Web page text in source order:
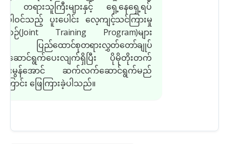
းနှင့် တရားသူကြီးများနှင့် ရှေ့နေရှေ့ရပ်
ပါဝင်သည့် ပူးပေါင်း လေ့ကျင့်သင်ကြားမှု
စဉ်(Joint Training Program)များ
ြည်ထောင်စုတရားလွှတ်တော်ချုပ်
ောင်ရွက်ပေးလျက်ရှိပြီး ပိုမိုတိုးတက်
င်းမွန်အောင် ဆက်လက်ဆောင်ရွက်မည်
ြောင်း ဖြေကြားခဲ့ပါသည်။